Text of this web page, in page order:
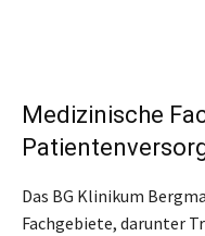
Medizinische
Das BG Klinikum
Fachgebiete, darunter